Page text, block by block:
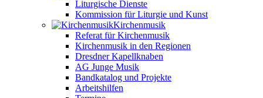
Liturgische Dienste
Kommission für Liturgie und Kunst
Kirchenmusik
Referat für Kirchenmusik
Kirchenmusik in den Regionen
Dresdner Kapellknaben
AG Junge Musik
Bandkatalog und Projekte
Arbeitshilfen